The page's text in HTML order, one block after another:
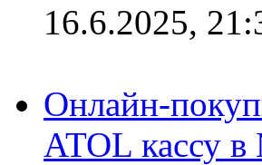
16.6.2025,
Онлайн-
ATOL кассу